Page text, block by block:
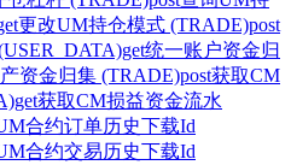
更改UM持仓模式 (TRADE)post
get统一账户资金归
资金归集 (TRADE)post获取CM
get获取CM损益资金流水
合约订单历史下载Id
合约交易历史下载Id